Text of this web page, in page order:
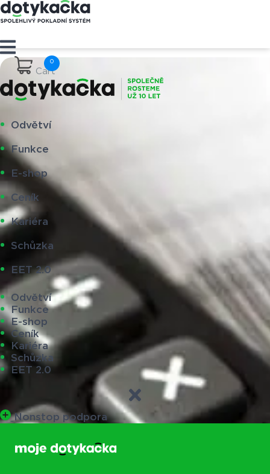
Cart
Odvětví
Funkce
E-shop
Ceník
Kariéra
Schůzka
EET 2.0
Odvětví
Funkce
E-shop
Ceník
Kariéra
Schůzka
EET 2.0
Nonstop podpora